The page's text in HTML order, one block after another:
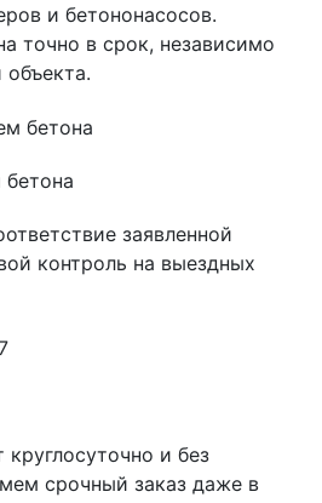
и бетононасосов.
точно в срок, независимо
объекта.
заявленной
контроль на выездных
круглосуточно и без
срочный заказ даже в